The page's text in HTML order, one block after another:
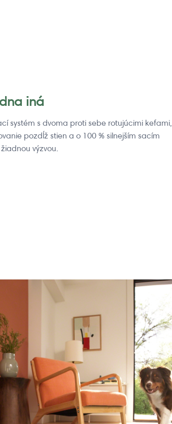
iná
systém s dvoma proti sebe rotujúcimi kefami,
pozdĺž stien a o 100 % silnejším sacím
výzvou.